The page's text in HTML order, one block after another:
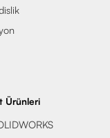
Ürünleri